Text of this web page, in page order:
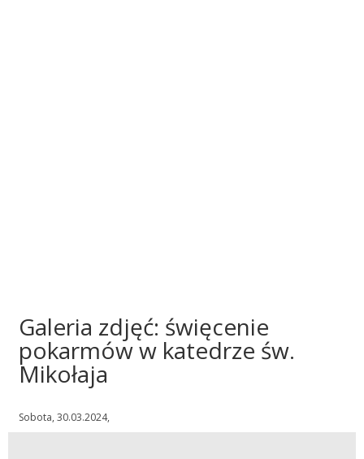
Galeria zdjęć: święcenie
pokarmów w katedrze św.
Mikołaja
Sobota, 30.03.2024,